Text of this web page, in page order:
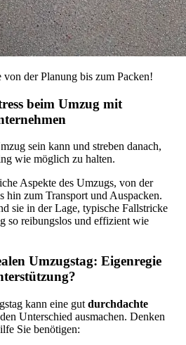
der Planung bis zum Packen!
beim Umzug mit
sein kann und streben danach,
wie möglich zu halten.
Aspekte des Umzugs, von der
hin zum Transport und Auspacken.
sie in der Lage, typische Fallstricke
so reibungslos und effizient wie
Umzugstag: Eigenregie
kann eine gut durchdachte
Unterschied ausmachen. Denken
Sie benötigen: